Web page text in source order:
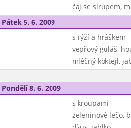
čaj se sirupem,
Pátek 5. 6. 2009
s rýží a hráškem
vepřový guláš,
mléčný koktejl,
Pondělí 8. 6. 2009
s kroupami
zeleninové lečo,